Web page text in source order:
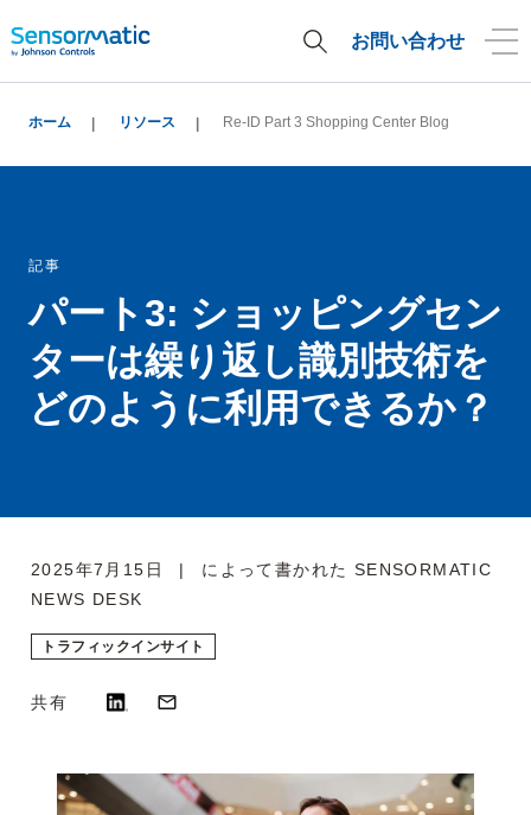
お問い合わせ
ホーム リソース Re-ID Part 3 Shopping Center Blog
記事
パート3: ショッピングセン
ターは繰り返し識別技術を
どのように利用できるか？
2025年7月15日 によって書かれた SENSORMATIC
NEWS DESK
トラフィックインサイト​
共有